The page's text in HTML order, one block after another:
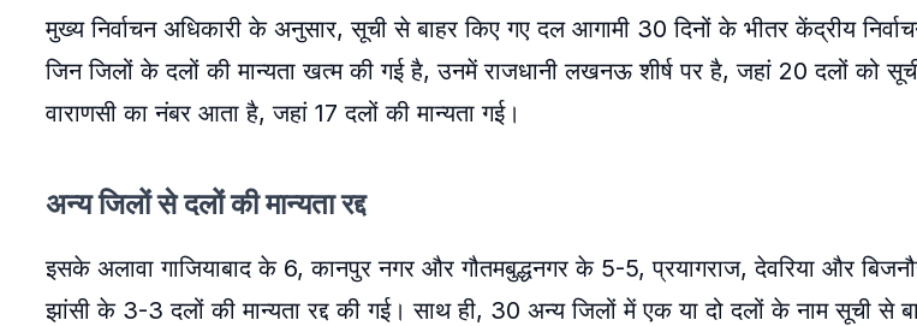
मुख्य निर्वाचन अधिकारी के अनुसार, सूची से बाहर किए गए दल आगामी 30 दिनों के भीतर केंद्रीय
जिन जिलों के दलों की मान्यता खत्म की गई है, उनमें राजधानी लखनऊ शीर्ष पर है, जहां 20 दलों को
वाराणसी का नंबर आता है, जहां 17 दलों की मान्यता गई।
अन्य जिलों से दलों की मान्यता रद्द
इसके अलावा गाजियाबाद के 6, कानपुर नगर और गौतमबुद्धनगर के 5-5, प्रयागराज, देवरिया और
झांसी के 3-3 दलों की मान्यता रद्द की गई। साथ ही, 30 अन्य जिलों में एक या दो दलों के नाम सूची से